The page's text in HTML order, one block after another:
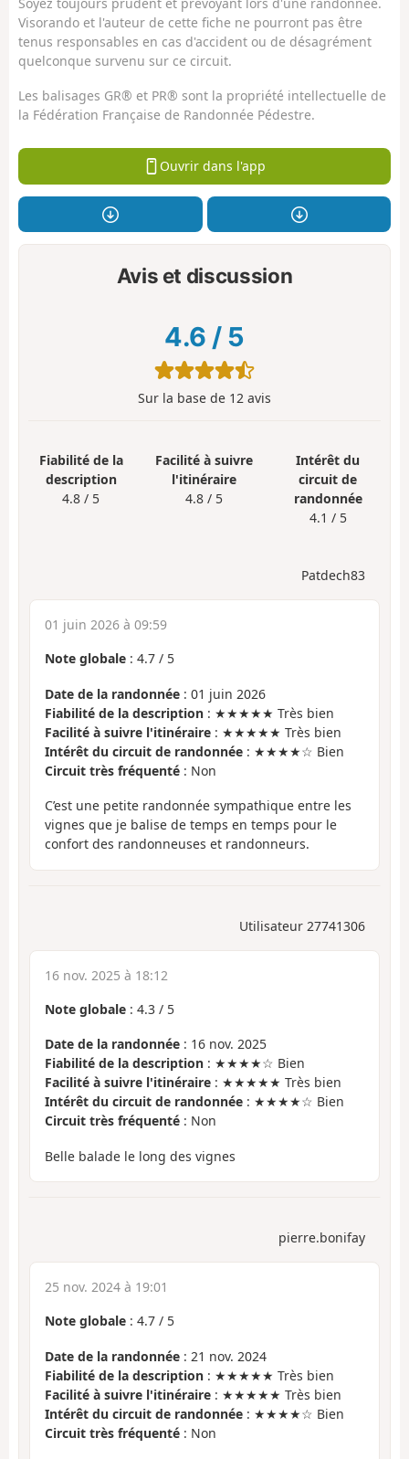
Visorando et l'auteur de cette fiche ne pourront pas être
tenus responsables en cas d'accident ou de désagrément
quelconque survenu sur ce circuit.
Les balisages GR® et PR® sont la propriété intellectuelle de
la Fédération Française de Randonnée Pédestre.
Ouvrir dans l'app
Avis et discussion
4.6 / 5
Sur la base de 12 avis
Fiabilité de la
description
4.8 / 5
Facilité à suivre
l'itinéraire
4.8 / 5
Intérêt du
circuit de
randonnée
4.1 / 5
Patdech83
01 juin 2026 à 09:59
Note globale : 4.7 / 5
Date de la randonnée : 01 juin 2026
Fiabilité de la description : ★★★★★ Très bien
Facilité à suivre l'itinéraire : ★★★★★ Très bien
Intérêt du circuit de randonnée : ★★★★☆ Bien
Circuit très fréquenté : Non
C’est une petite randonnée sympathique entre les
vignes que je balise de temps en temps pour le
confort des randonneuses et randonneurs.
Utilisateur 27741306
16 nov. 2025 à 18:12
Note globale : 4.3 / 5
Date de la randonnée : 16 nov. 2025
Fiabilité de la description : ★★★★☆ Bien
Facilité à suivre l'itinéraire : ★★★★★ Très bien
Intérêt du circuit de randonnée : ★★★★☆ Bien
Circuit très fréquenté : Non
Belle balade le long des vignes
pierre.bonifay
25 nov. 2024 à 19:01
Note globale : 4.7 / 5
Date de la randonnée : 21 nov. 2024
Fiabilité de la description : ★★★★★ Très bien
Facilité à suivre l'itinéraire : ★★★★★ Très bien
Intérêt du circuit de randonnée : ★★★★☆ Bien
Circuit très fréquenté : Non